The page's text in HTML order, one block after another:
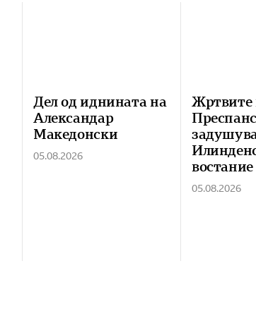
Дел од иднината на
Александар
Македонски
05.08.2026
Жртвите
востание
05.08.2026